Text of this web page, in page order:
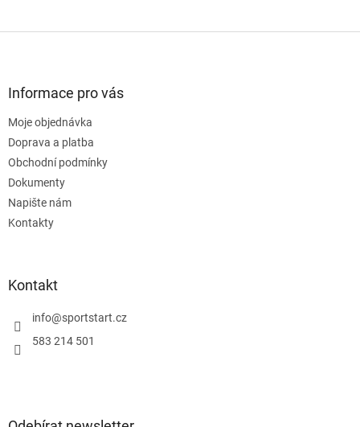
Informace pro vás
Moje objednávka
Doprava a platba
Obchodní podmínky
Dokumenty
Napište nám
Kontakty
Kontakt
info@sportstart.cz
583 214 501